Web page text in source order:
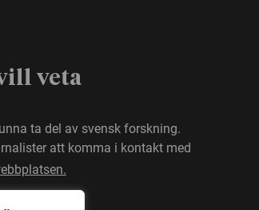
veta
ta del av svensk forskning.
att komma i kontakt med